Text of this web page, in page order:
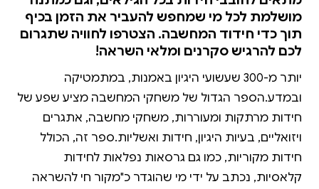
מושלמת לכל מי שמחפש להעביר את הזמן בכיף
תוך כדי חידוד המחשבה. הצטרפו לחוויה שתגרום
לכם להרגיש סקרנים ומלאי השראה!
יותר מ-300 שעשועי היגיון באמנות, במתמטיקה
ובמדע.הספר הגדול של משחקי המחשבה מציע שפע של
חידות מרתקות ומעוררות, משחקי מחשבה, אתגרים
ויזואליים, בעיות היגיון, חידות ואשליות.ספר זה, הכולל
חידות מקוריות, כמו גם גרסאות נפלאות לחידות
קלאסיות, נכתב על ידי מי שהוגדר כ"מקור חי להשראה